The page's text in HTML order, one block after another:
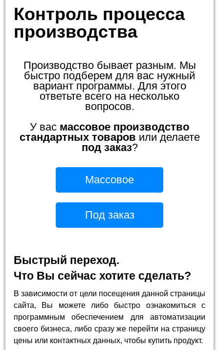
Контроль процесса
производства
Производство бывает разным. Мы
быстро подберем для вас нужный
вариант программы. Для этого
ответьте всего на несколько
вопросов.
У вас массовое производство
стандартных товаров или делаете
под заказ?
Массовое
Под заказ
Быстрый переход.
Что Вы сейчас хотите сделать?
В зависимости от цели посещения данной страницы
сайта, Вы можете либо быстро ознакомиться с
программным обеспечением для автоматизации
своего бизнеса, либо сразу же перейти на страницу
цены или контактных данных, чтобы купить продукт.